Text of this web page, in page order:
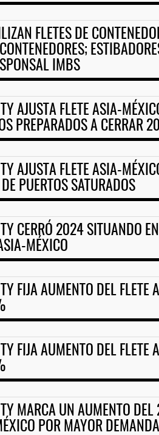
FLETES DE
IMBS
AJUSTA FLETE ASIA-
PREPARADOS A CERRAR
AJUSTA FLETE ASIA-
PUERTOS SATURADOS
CERRÓ 2024 SITUANDO
MÉXICO
FIJA AUMENTO DEL FLETE
FIJA AUMENTO DEL FLETE
MARCA UN AUMENTO
POR MAYOR
APM Terminals incrementa
equipamiento para mo ...
05 AGO 2026